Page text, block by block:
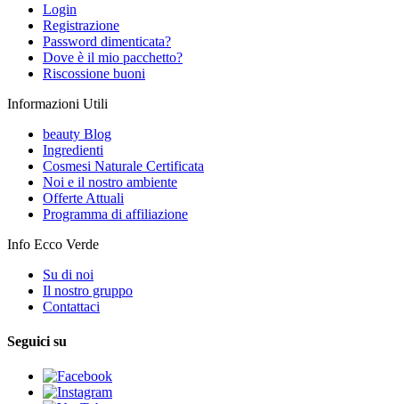
Login
Registrazione
Password dimenticata?
Dove è il mio pacchetto?
Riscossione buoni
Informazioni Utili
beauty Blog
Ingredienti
Cosmesi Naturale Certificata
Noi e il nostro ambiente
Offerte Attuali
Programma di affiliazione
Info Ecco Verde
Su di noi
Il nostro gruppo
Contattaci
Seguici su